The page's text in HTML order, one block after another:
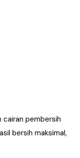
cairan pembersih
bersih maksimal,